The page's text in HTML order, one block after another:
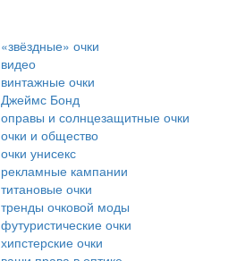
«звёздные» очки
видео
винтажные очки
Джеймс Бонд
оправы и солнцезащитные очки
очки и общество
очки унисекс
рекламные кампании
титановые очки
тренды очковой моды
футуристические очки
хипстерские очки